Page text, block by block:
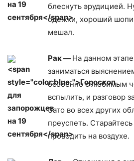
блеснуть эрудицией.
одежки, хороший
мешал.
Рак — На данном
заниматься
особенно с любимым
вспылить, и разговор
Зато во всех других
преуспеть.
проводить на воздухе.